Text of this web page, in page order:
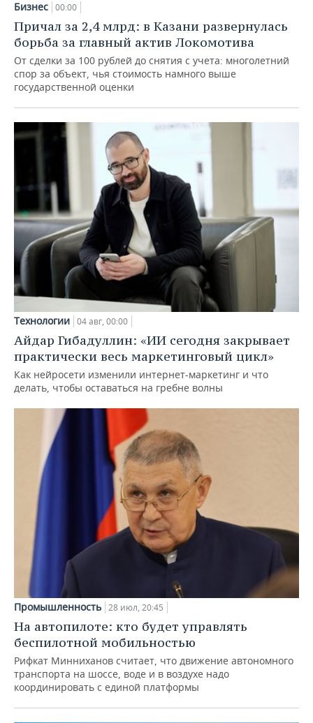
Бизнес 00:00
Причал за 2,4 млрд: в Казани развернулась
борьба за главный актив Локомотива
От сделки за 100 рублей до снятия с учета: многолетний
спор за объект, чья стоимость намного выше
государственной оценки
Технологии 04 авг, 00:00
Айдар Гибадуллин: «ИИ сегодня закрывает
практически весь маркетинговый цикл»
Как нейросети изменили интернет-маркетинг и что
делать, чтобы оставаться на гребне волны
Промышленность 28 июл, 20:45
На автопилоте: кто будет управлять
беспилотной мобильностью
Рифкат Минниханов считает, что движение автономного
транспорта на шоссе, воде и в воздухе надо
координировать с единой платформы